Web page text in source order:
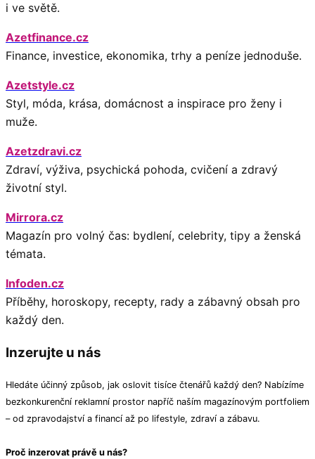
i ve světě.
Azetfinance.cz
Finance, investice, ekonomika, trhy a peníze jednoduše.
Azetstyle.cz
Styl, móda, krása, domácnost a inspirace pro ženy i
muže.
Azetzdravi.cz
Zdraví, výživa, psychická pohoda, cvičení a zdravý
životní styl.
Mirrora.cz
Magazín pro volný čas: bydlení, celebrity, tipy a ženská
témata.
Infoden.cz
Příběhy, horoskopy, recepty, rady a zábavný obsah pro
každý den.
Inzerujte u nás
Hledáte účinný způsob, jak oslovit tisíce čtenářů každý den? Nabízíme
bezkonkurenční reklamní prostor napříč naším magazínovým portfoliem
– od zpravodajství a financí až po lifestyle, zdraví a zábavu.
Proč inzerovat právě u nás?